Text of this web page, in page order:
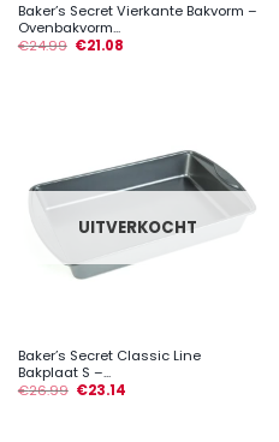
Baker’s Secret Vierkante Bakvorm –
Ovenbakvorm...
€24.99 €21.08
UITVERKOCHT
Baker’s Secret Classic Line
Bakplaat S –...
€26.99 €23.14